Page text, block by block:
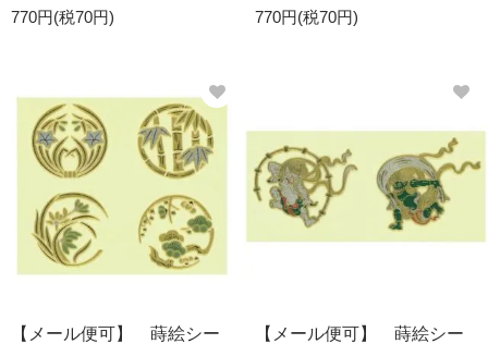
770円(税70円)
770円(税70円)
【メール便可】 蒔絵シー
【メール便可】 蒔絵シー